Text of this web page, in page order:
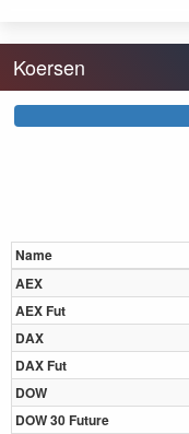
Koersen
Name
AEX
AEX Fut
DAX
DAX Fut
DOW
DOW 30 Future